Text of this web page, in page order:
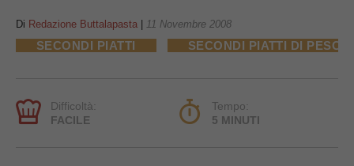
Di Redazione Buttalapasta 11 Novembre 2008
SECONDI PIATTI SECONDI PIATTI DI PESCE
Difficoltà:
FACILE
Tempo:
5 MINUTI